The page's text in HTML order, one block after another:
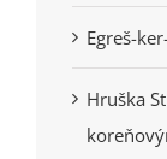
Egreš-
Hruška